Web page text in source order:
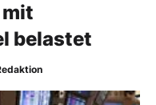
belastet